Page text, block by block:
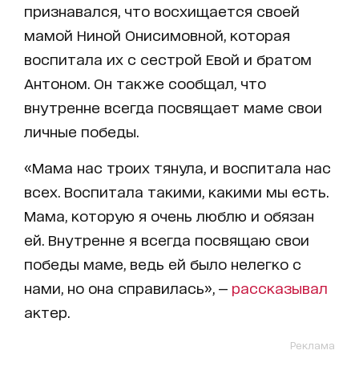
признавался, что восхищается своей
мамой Ниной Онисимовной, которая
воспитала их с сестрой Евой и братом
Антоном. Он также сообщал, что
внутренне всегда посвящает маме свои
личные победы.
«Мама нас троих тянула, и воспитала нас
всех. Воспитала такими, какими мы есть.
Мама, которую я очень люблю и обязан
ей. Внутренне я всегда посвящаю свои
победы маме, ведь ей было нелегко с
нами, но она справилась», — рассказывал
актер.
Реклама